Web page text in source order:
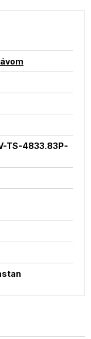
TS-4833.83P-